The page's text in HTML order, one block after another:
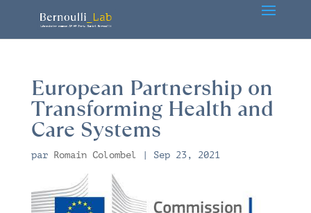
European Partnership on
Transforming Health and
Care Systems
par Romain Colombel Sep 23, 2021